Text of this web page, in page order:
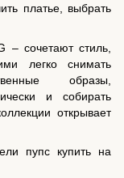
платье, выбрать
сочетают стиль,
легко снимать
образы,
и собирать
открывает
пупс купить на